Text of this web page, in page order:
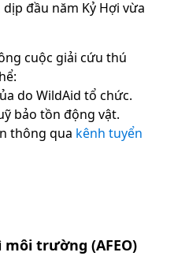
đầu năm Kỷ Hợi vừa
cuộc giải cứu thú
do WildAid tổ chức.
bảo tồn động vật.
thông qua kênh tuyển
môi trường (AFEO)